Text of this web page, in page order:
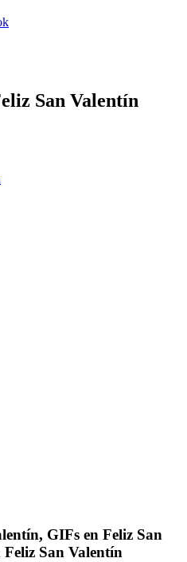
San Valentín
GIFs en Feliz San
San Valentín